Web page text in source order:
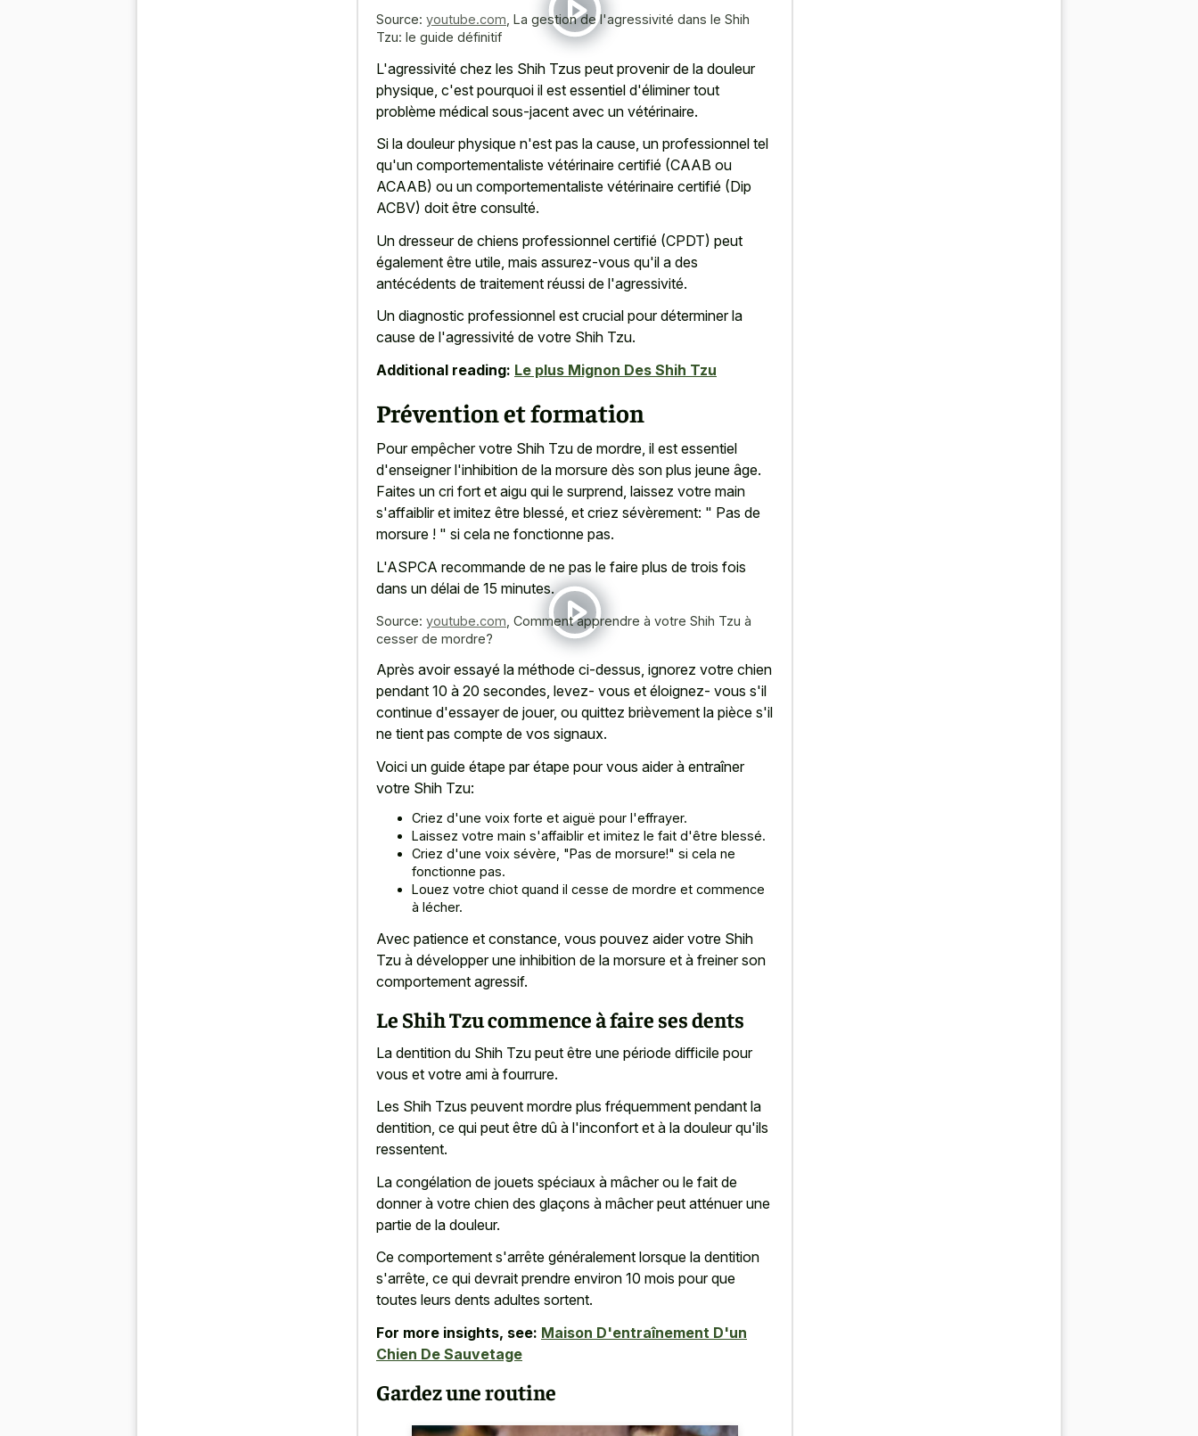
Source: youtube.com La gestion de l'agressivité dans le Shih
Tzu: le guide définitif
L'agressivité chez les Shih Tzus peut provenir de la douleur
physique, c'est pourquoi il est essentiel d'éliminer tout
problème médical sous-jacent avec un vétérinaire.
Si la douleur physique n'est pas la cause, un professionnel tel
qu'un comportementaliste vétérinaire certifié (CAAB ou
ACAAB) ou un comportementaliste vétérinaire certifié (Dip
ACBV) doit être consulté.
Un dresseur de chiens professionnel certifié (CPDT) peut
également être utile, mais assurez-vous qu'il a des
antécédents de traitement réussi de l'agressivité.
Un diagnostic professionnel est crucial pour déterminer la
cause de l'agressivité de votre Shih Tzu.
Additional reading: Le plus Mignon Des Shih Tzu
Prévention et formation
Pour empêcher votre Shih Tzu de mordre, il est essentiel
d'enseigner l'inhibition de la morsure dès son plus jeune âge.
Faites un cri fort et aigu qui le surprend, laissez votre main
s'affaiblir et imitez être blessé, et criez sévèrement: " Pas de
morsure ! " si cela ne fonctionne pas.
L'ASPCA recommande de ne pas le faire plus de trois fois
dans un délai de 15 minutes.
Source: youtube.com Comment apprendre à votre Shih Tzu à
cesser de mordre?
Après avoir essayé la méthode ci-dessus, ignorez votre chien
pendant 10 à 20 secondes, levez- vous et éloignez- vous s'il
continue d'essayer de jouer, ou quittez brièvement la pièce s'il
ne tient pas compte de vos signaux.
Voici un guide étape par étape pour vous aider à entraîner
votre Shih Tzu:
Criez d'une voix forte et aiguë pour l'effrayer.
Laissez votre main s'affaiblir et imitez le fait d'être blessé.
Criez d'une voix sévère, "Pas de morsure!" si cela ne
fonctionne pas.
Louez votre chiot quand il cesse de mordre et commence
à lécher.
Avec patience et constance, vous pouvez aider votre Shih
Tzu à développer une inhibition de la morsure et à freiner son
comportement agressif.
Le Shih Tzu commence à faire ses dents
La dentition du Shih Tzu peut être une période difficile pour
vous et votre ami à fourrure.
Les Shih Tzus peuvent mordre plus fréquemment pendant la
dentition, ce qui peut être dû à l'inconfort et à la douleur qu'ils
ressentent.
La congélation de jouets spéciaux à mâcher ou le fait de
donner à votre chien des glaçons à mâcher peut atténuer une
partie de la douleur.
Ce comportement s'arrête généralement lorsque la dentition
s'arrête, ce qui devrait prendre environ 10 mois pour que
toutes leurs dents adultes sortent.
For more insights, see: Maison D'entraînement D'un
Chien De Sauvetage
Gardez une routine